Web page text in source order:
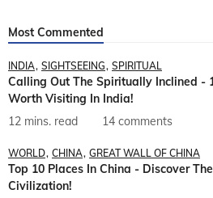
Most Commented
INDIA SIGHTSEEING SPIRITUAL
Calling Out The Spiritually Inclined -
Worth Visiting In India!
12 mins. read
14 comments
WORLD CHINA GREAT WALL OF CHINA
Top 10 Places In China - Discover
Civilization!